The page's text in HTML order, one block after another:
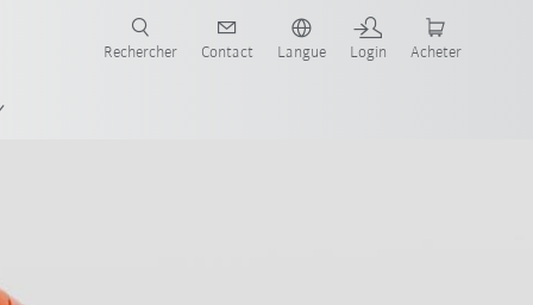
Rechercher Contact Langue Login Acheter